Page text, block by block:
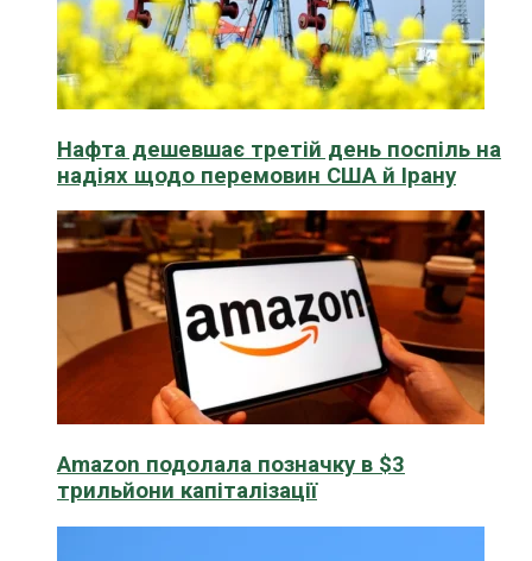
Нафта дешевшає третій день поспіль на
надіях щодо перемовин США й Ірану
Amazon подолала позначку в $3
трильйони капіталізації